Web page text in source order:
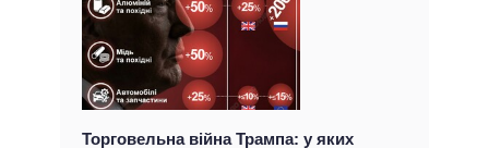
Торговельна війна Трампа: у яких